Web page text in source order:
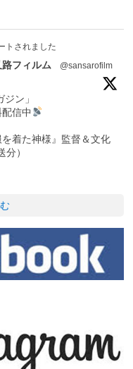
トされました
フィルム
@sansarofilm
ン」
信中
着た神様』監督＆文化
）